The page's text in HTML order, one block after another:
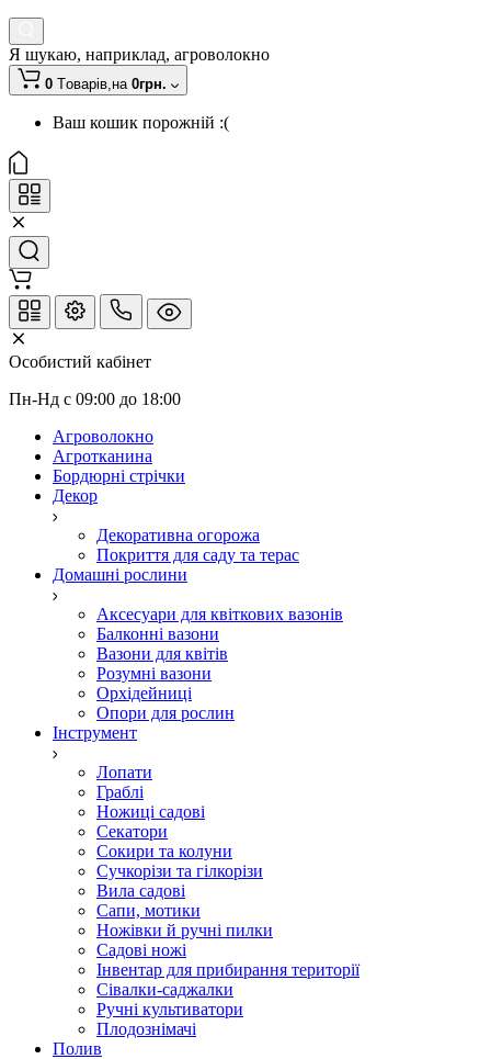
Я шукаю, наприклад, агроволокно
0 Tоварів,на 0грн.
Ваш кошик порожній :(
Особистий кабінет
Пн-Нд с 09:00 до 18:00
Агроволокно
Агротканина
Бордюрні стрічки
Декор
Декоративна огорожа
Покриття для саду та терас
Домашні рослини
Аксесуари для квіткових вазонів
Балконні вазони
Вазони для квітів
Розумні вазони
Орхідейниці
Опори для рослин
Інструмент
Лопати
Граблі
Ножиці садові
Секатори
Сокири та колуни
Сучкорізи та гілкорізи
Вила садові
Сапи, мотики
Ножівки й ручні пилки
Садові ножі
Інвентар для прибирання території
Сівалки-саджалки
Ручні культиватори
Плодознімачі
Полив